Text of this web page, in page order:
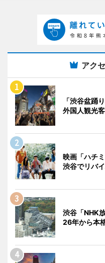
アク
「渋谷盆踊
外国人観光
映画「ハチ
渋谷でリバ
渋谷「NHK
26年から本